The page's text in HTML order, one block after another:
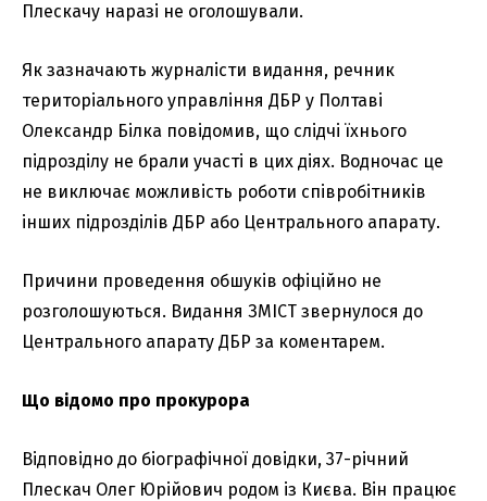
Плескачу наразі не оголошували.
Як зазначають журналісти видання, речник
територіального управління ДБР у Полтаві
Олександр Білка повідомив, що слідчі їхнього
підрозділу не брали участі в цих діях. Водночас це
не виключає можливість роботи співробітників
інших підрозділів ДБР або Центрального апарату.
Причини проведення обшуків офіційно не
розголошуються. Видання ЗМІСТ звернулося до
Центрального апарату ДБР за коментарем.
Що відомо про прокурора
Відповідно до біографічної довідки, 37-річний
Плескач Олег Юрійович родом із Києва. Він працює